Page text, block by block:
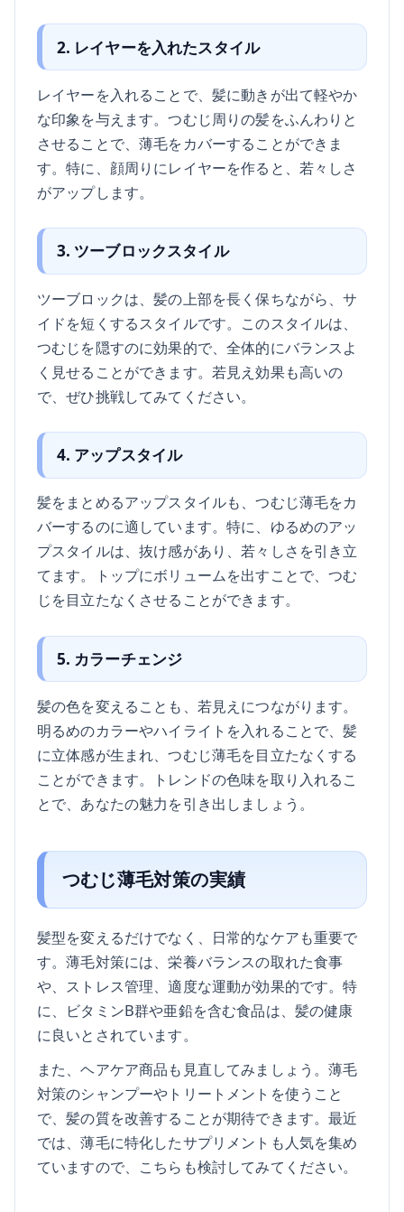
2. レイヤーを入れたスタイル
レイヤーを入れることで、髪に動きが出て軽やか
な印象を与えます。つむじ周りの髪をふんわりと
させることで、薄毛をカバーすることができま
す。特に、顔周りにレイヤーを作ると、若々しさ
がアップします。
3. ツーブロックスタイル
ツーブロックは、髪の上部を長く保ちながら、サ
イドを短くするスタイルです。このスタイルは、
つむじを隠すのに効果的で、全体的にバランスよ
く見せることができます。若見え効果も高いの
で、ぜひ挑戦してみてください。
4. アップスタイル
髪をまとめるアップスタイルも、つむじ薄毛をカ
バーするのに適しています。特に、ゆるめのアッ
プスタイルは、抜け感があり、若々しさを引き立
てます。トップにボリュームを出すことで、つむ
じを目立たなくさせることができます。
5. カラーチェンジ
髪の色を変えることも、若見えにつながります。
明るめのカラーやハイライトを入れることで、髪
に立体感が生まれ、つむじ薄毛を目立たなくする
ことができます。トレンドの色味を取り入れるこ
とで、あなたの魅力を引き出しましょう。
つむじ薄毛対策の実績
髪型を変えるだけでなく、日常的なケアも重要で
す。薄毛対策には、栄養バランスの取れた食事
や、ストレス管理、適度な運動が効果的です。特
に、ビタミンB群や亜鉛を含む食品は、髪の健康
に良いとされています。
また、ヘアケア商品も見直してみましょう。薄毛
対策のシャンプーやトリートメントを使うこと
で、髪の質を改善することが期待できます。最近
では、薄毛に特化したサプリメントも人気を集め
ていますので、こちらも検討してみてください。